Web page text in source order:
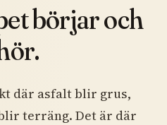
börjar och
där asfalt blir grus,
terräng. Det är där